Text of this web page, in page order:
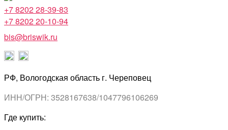
+7 8202 28-39-83
+7 8202 20-10-94
bis@briswik.ru
РФ, Вологодская область г. Череповец
ИНН/ОГРН: 3528167638/1047796106269
Где купить: